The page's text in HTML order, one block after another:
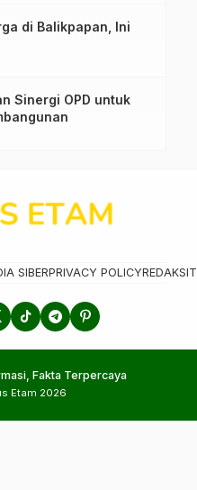
di Balikpapan, Ini
Sinergi OPD untuk
SIBERPRIVACY POLICYREDAKSI
Fakta Terpercaya
Etam 2026